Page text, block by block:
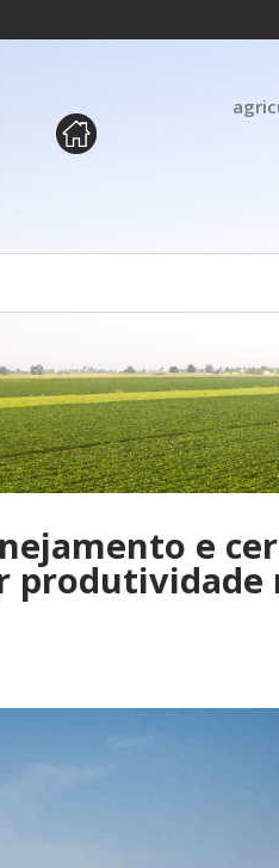
e
produtividade